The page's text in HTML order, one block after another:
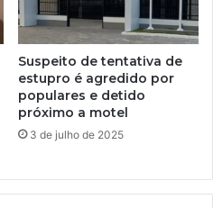
Suspeito de tentativa de
estupro é agredido por
populares e detido
próximo a motel
3 de julho de 2025